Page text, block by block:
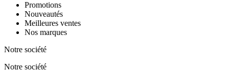
Promotions
Nouveautés
Meilleures ventes
Nos marques
Notre société
Notre société